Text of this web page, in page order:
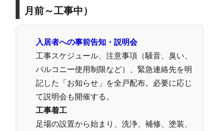
月前～工事中）
入居者への事前告知・説明会
工事スケジュール、注意事項（騒音、臭い、
バルコニー使用制限など）、緊急連絡先を明
記した「お知らせ」を全戸配布。必要に応じ
て説明会も開催する。
工事着工
足場の設置から始まり、洗浄、補修、塗装、